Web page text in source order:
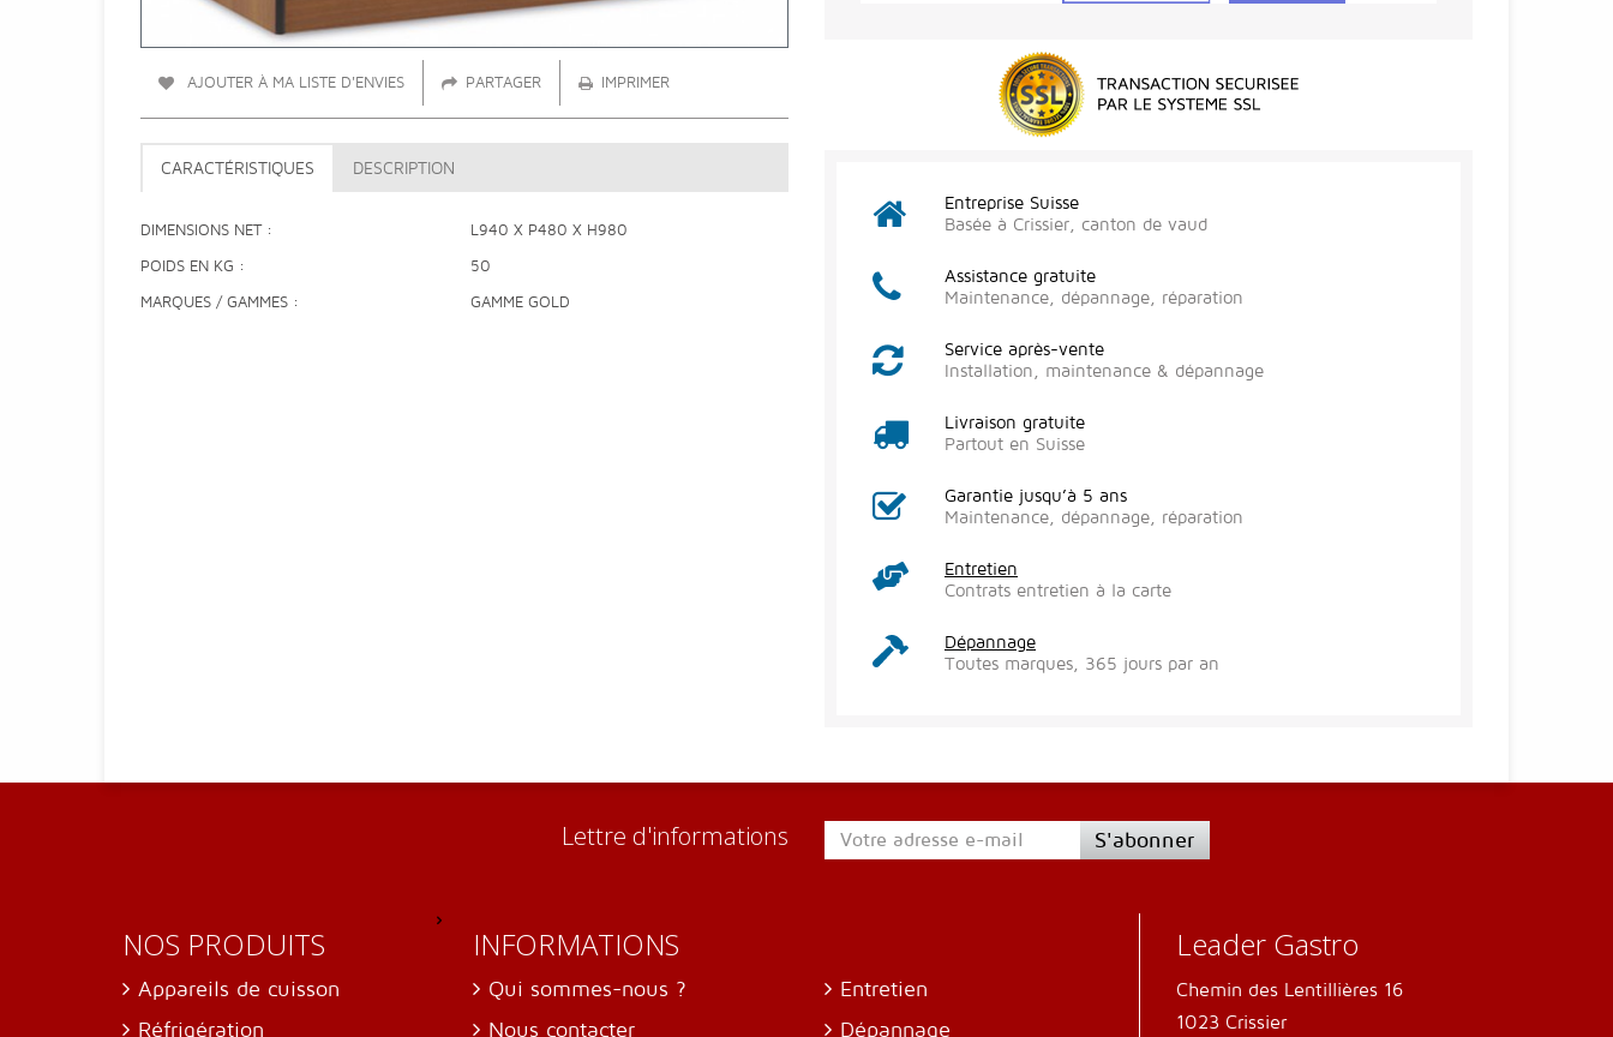
AJOUTER À MA LISTE D'ENVIES PARTAGER IMPRIMER
CARACTÉRISTIQUES DESCRIPTION
DIMENSIONS NET L940 X P480 X H980
POIDS EN KG 50
MARQUES / GAMMES GAMME GOLD
Entreprise Suisse
Basée à Crissier, canton de vaud
Assistance gratuite
Maintenance, dépannage, réparation
Service après-vente
Installation, maintenance & dépannage
Livraison gratuite
Partout en Suisse
Garantie jusqu’à 5 ans
Maintenance, dépannage, réparation
Entretien
Contrats entretien à la carte
Dépannage
Toutes marques, 365 jours par an
Lettre d'informations S'abonner
NOS PRODUITS
Appareils de cuisson
Réfrigération
INFORMATIONS
Qui sommes-nous ?
Nous contacter
Entretien
Dépannage
Leader Gastro
Chemin des Lentillières 16
1023 Crissier